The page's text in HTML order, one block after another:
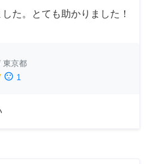
た。とても助かりました！
東京都
sentiment_dissatisfied 1